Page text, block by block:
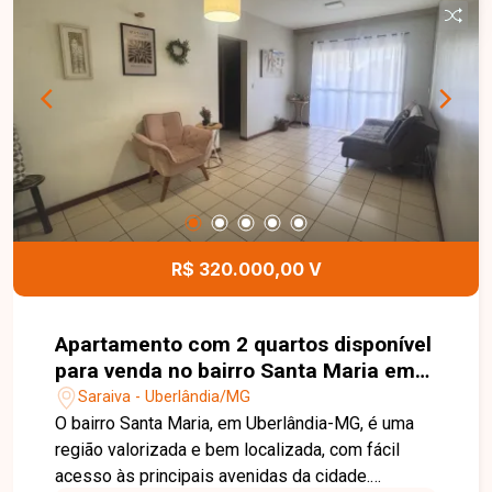
praticidade para o dia a dia. A água e a taxa de
condomínio já estão inclusas no valor do aluguel,
garantindo mais economia e comodidade para o
agende sua visita. Nossa equipe está pronta para
apresentar todos os detalhes deste imóvel e
ajudar você a encontrar o imóvel ideal para morar
com conforto e tranquilidade
R$ 320.000,00 V
Apartamento com 2 quartos disponível
para venda no bairro Santa Maria em
Uberlândia-MG
Saraiva - Uberlândia/MG
O bairro Santa Maria, em Uberlândia-MG, é uma
região valorizada e bem localizada, com fácil
acesso às principais avenidas da cidade.